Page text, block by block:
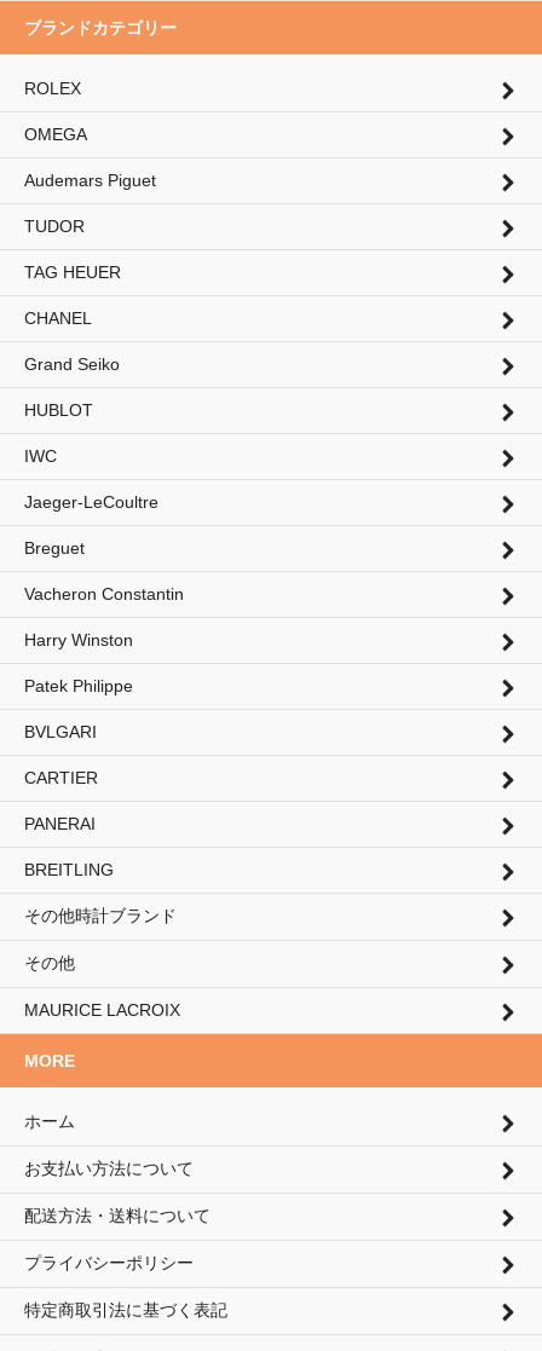
ブランドカテゴリー
ROLEX
OMEGA
Audemars Piguet
TUDOR
TAG HEUER
CHANEL
Grand Seiko
HUBLOT
IWC
Jaeger-LeCoultre
Breguet
Vacheron Constantin
Harry Winston
Patek Philippe
BVLGARI
CARTIER
PANERAI
BREITLING
その他時計ブランド
その他
MAURICE LACROIX
MORE
ホーム
お支払い方法について
配送方法・送料について
プライバシーポリシー
特定商取引法に基づく表記